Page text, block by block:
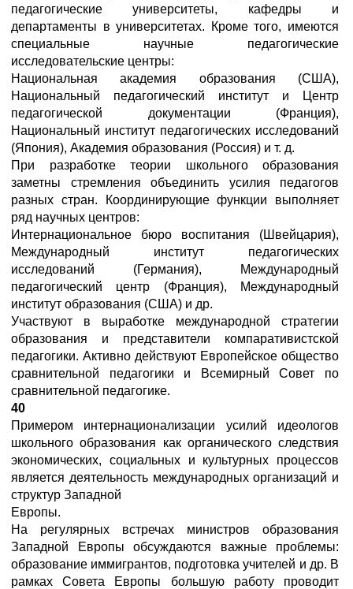
педагогические университеты, кафедры и
департаменты в университетах. Кроме того, имеются
специальные научные педагогические
исследовательские центры:
Национальная академия образования (США),
Национальный педагогический институт и Центр
педагогической документации (Франция),
Национальный институт педагогических исследований
(Япония), Академия образования (Россия) и т. д.
При разработке теории школьного образования
заметны стремления объединить усилия педагогов
разных стран. Координирующие функции выполняет
ряд научных центров:
Интернациональное бюро воспитания (Швейцария),
Международный институт педагогических
исследований (Германия), Международный
педагогический центр (Франция), Международный
институт образования (США) и др.
Участвуют в выработке международной стратегии
образования и представители компаративистской
педагогики. Активно действуют Европейское общество
сравнительной педагогики и Всемирный Совет по
сравнительной педагогике.
40
Примером интернационализации усилий идеологов
школьного образования как органического следствия
экономических, социальных и культурных процессов
является деятельность международных организаций и
структур Западной
Европы.
На регулярных встречах министров образования
Западной Европы обсуждаются важные проблемы:
образование иммигрантов, подготовка учителей и др. В
рамках Совета Европы большую работу проводит